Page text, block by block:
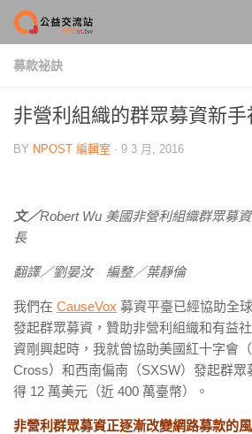
Skip to content
募款祕訣
非營利組織的群眾募資新手
BY NPOST 編輯室 · 9 3 月, 2016
文／Robert Wu 美國非營利組織群眾募
長
翻譯／劉晏汝 編整／葉靜倫
我們在 CauseVox 募資平臺已經協助全
發起群眾募資，贊助非營利組織和有益
資剛興起時，我就曾協助美國紅十字會
Cross）和西南偏南（SXSW）發起群眾
得 12 萬美元（近 400 萬臺幣）。
非營利群眾募資正逐漸改變網路募款的風